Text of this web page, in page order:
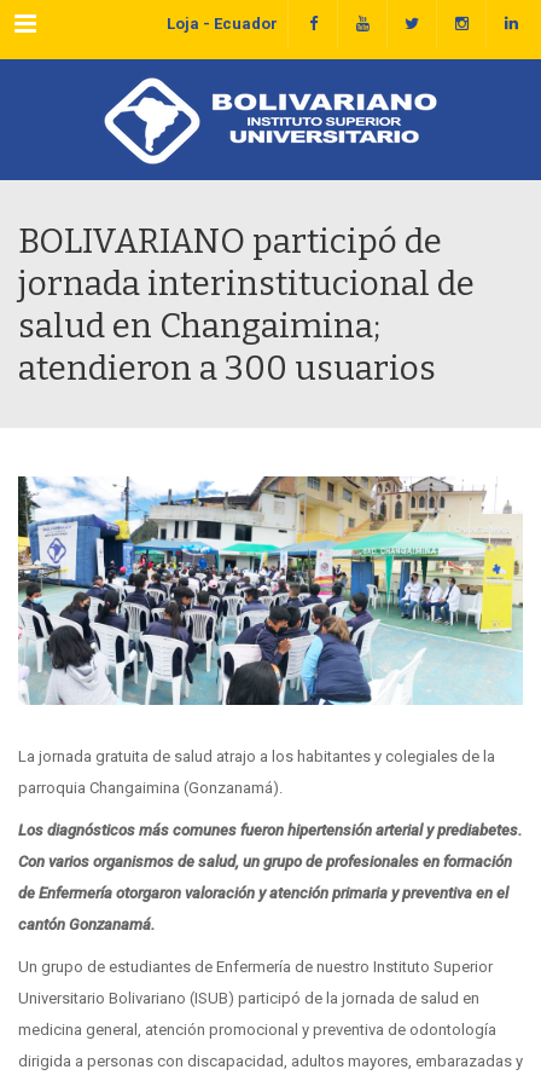
Menu Loja - Ecuador
BOLIVARIANO participó de
jornada interinstitucional de
salud en Changaimina;
atendieron a 300 usuarios
La jornada gratuita de salud atrajo a los habitantes y colegiales de la
parroquia Changaimina (Gonzanamá).
Los diagnósticos más comunes fueron hipertensión arterial y prediabetes.
Con varios organismos de salud, un grupo de profesionales en formación
de Enfermería otorgaron valoración y atención primaria y preventiva en el
cantón Gonzanamá.
Un grupo de estudiantes de Enfermería de nuestro Instituto Superior
Universitario Bolivariano (ISUB) participó de la jornada de salud en
medicina general, atención promocional y preventiva de odontología
dirigida a personas con discapacidad, adultos mayores, embarazadas y